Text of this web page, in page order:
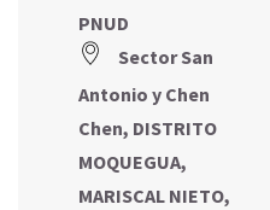
PNUD
Sector San
Antonio y Chen
Chen, DISTRITO
MOQUEGUA,
MARISCAL NIETO,